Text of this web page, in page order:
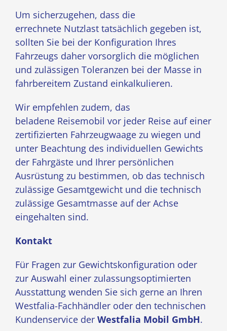
Um sicherzugehen, dass die
errechnete Nutzlast tatsächlich gegeben ist,
sollten Sie bei der Konfiguration Ihres
Fahrzeugs daher vorsorglich die möglichen
und zulässigen Toleranzen bei der Masse in
fahrbereitem Zustand einkalkulieren.
Wir empfehlen zudem, das
beladene Reisemobil vor jeder Reise auf einer
zertifizierten Fahrzeugwaage zu wiegen und
unter Beachtung des individuellen Gewichts
der Fahrgäste und Ihrer persönlichen
Ausrüstung zu bestimmen, ob das technisch
zulässige Gesamtgewicht und die technisch
zulässige Gesamtmasse auf der Achse
eingehalten sind.
Kontakt
Für Fragen zur Gewichtskonfiguration oder
zur Auswahl einer zulassungsoptimierten
Ausstattung wenden Sie sich gerne an Ihren
Westfalia-Fachhändler oder den technischen
Kundenservice der Westfalia Mobil GmbH.